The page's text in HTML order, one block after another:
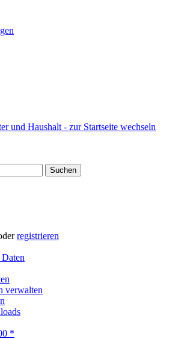
Suchen
registrieren
verwalten
*